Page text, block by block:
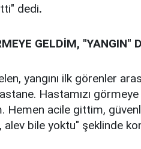
dedi.
GELDİM, "YANGIN"
yangını ilk görenler
Hastamızı
Hemen acile gittim,
alev bile yoktu" şeklinde